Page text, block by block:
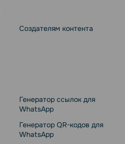
Создателям контента
Генератор ссылок для
WhatsApp
Генератор QR-кодов для
WhatsApp